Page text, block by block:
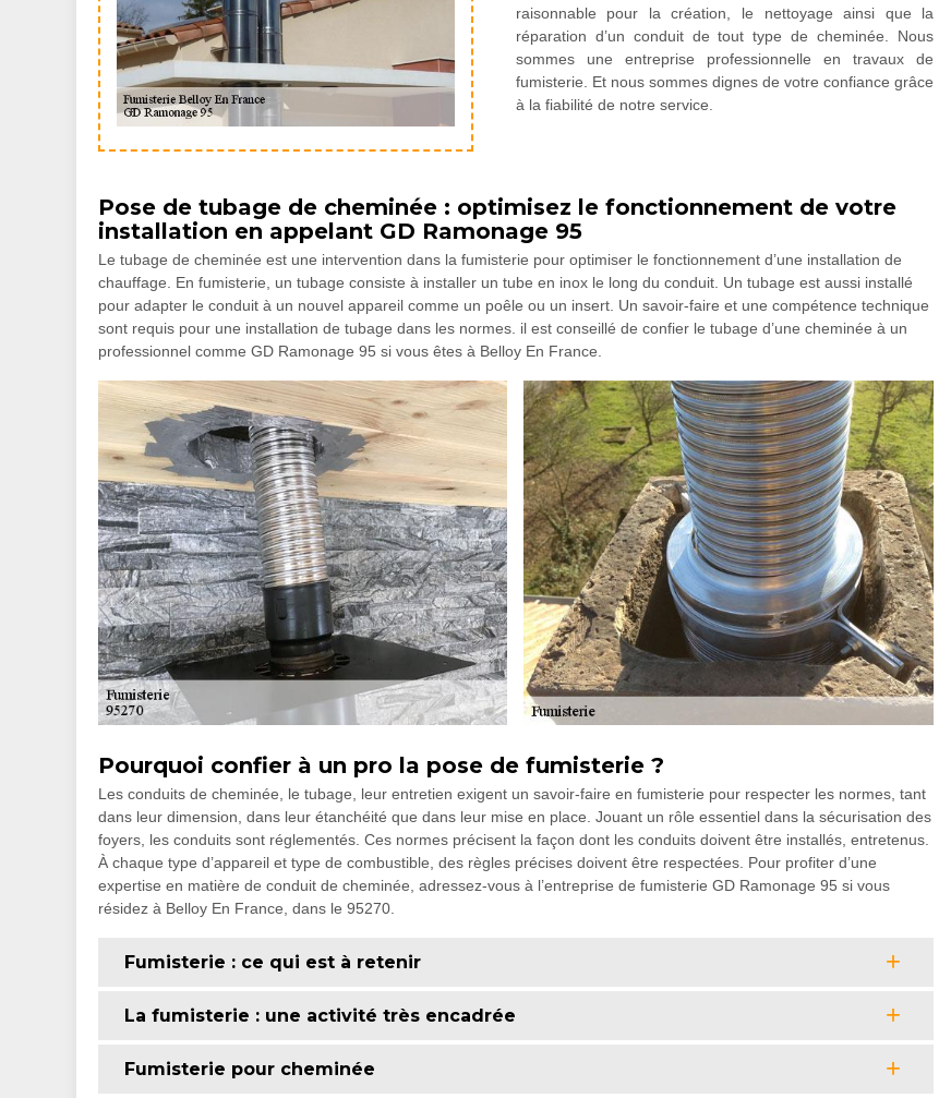
raisonnable pour la création, le nettoyage ainsi que la
réparation d’un conduit de tout type de cheminée. Nous
sommes une entreprise professionnelle en travaux de
fumisterie. Et nous sommes dignes de votre confiance grâce
à la fiabilité de notre service.
Pose de tubage de cheminée : optimisez le fonctionnement de votre
installation en appelant GD Ramonage 95
Le tubage de cheminée est une intervention dans la fumisterie pour optimiser le fonctionnement d’une installation de
chauffage. En fumisterie, un tubage consiste à installer un tube en inox le long du conduit. Un tubage est aussi installé
pour adapter le conduit à un nouvel appareil comme un poêle ou un insert. Un savoir-faire et une compétence technique
sont requis pour une installation de tubage dans les normes. il est conseillé de confier le tubage d’une cheminée à un
professionnel comme GD Ramonage 95 si vous êtes à Belloy En France.
Pourquoi confier à un pro la pose de fumisterie ?
Les conduits de cheminée, le tubage, leur entretien exigent un savoir-faire en fumisterie pour respecter les normes, tant
dans leur dimension, dans leur étanchéité que dans leur mise en place. Jouant un rôle essentiel dans la sécurisation des
foyers, les conduits sont réglementés. Ces normes précisent la façon dont les conduits doivent être installés, entretenus.
À chaque type d’appareil et type de combustible, des règles précises doivent être respectées. Pour profiter d’une
expertise en matière de conduit de cheminée, adressez-vous à l’entreprise de fumisterie GD Ramonage 95 si vous
résidez à Belloy En France, dans le 95270.
Fumisterie : ce qui est à retenir
La fumisterie : une activité très encadrée
Fumisterie pour cheminée